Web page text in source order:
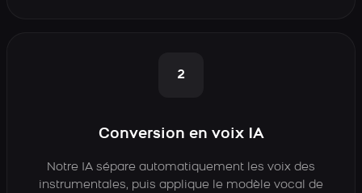
2
Conversion en voix IA
Notre IA sépare automatiquement les voix des
instrumentales, puis applique le modèle vocal de